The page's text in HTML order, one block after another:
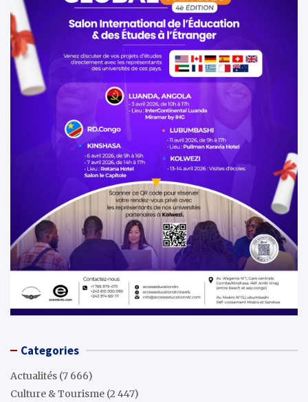
Categories
Actualités (7 666)
Culture & Tourisme (2 447)